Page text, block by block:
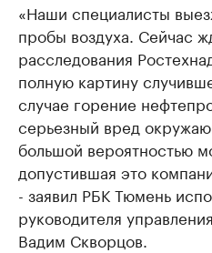
«Наши специалисты
пробы воздуха. Сейчас
расследования
полную картину
случае горение
серьезный вред
большой вероятностью
допустившая это
- заявил РБК Тюмень
руководителя
Вадим Скворцов.